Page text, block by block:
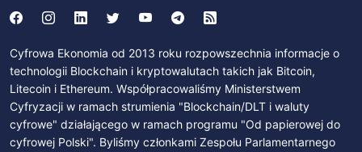
Cyfrowa Ekonomia od 2013 roku rozpowszechnia informacje o
technologii Blockchain i kryptowalutach takich jak Bitcoin,
Litecoin i Ethereum. Współpracowaliśmy Ministerstwem
Cyfryzacji w ramach strumienia "Blockchain/DLT i waluty
cyfrowe" działającego w ramach programu "Od papierowej do
cyfrowej Polski". Byliśmy członkami Zespołu Parlamentarnego